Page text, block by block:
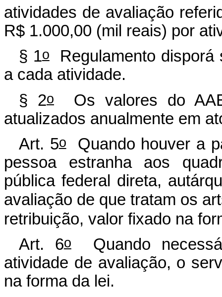
atividades de avaliação
R$ 1.000,00 (mil reais) por
§ 1oRegulamento disporá
a cada atividade.
§ 2o
Os valores do
atualizados anualmente em
Art. 5oQuando houver a
pessoa estranha aos
pública federal direta,
avaliação de que tratam os
retribuição, valor fixado na
Art. 6oQuando
atividade de avaliação, o
na forma da lei.